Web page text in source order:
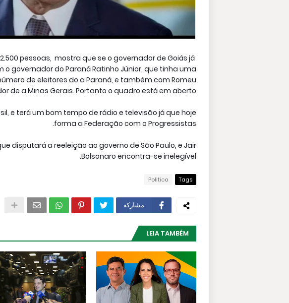
pessoas, mostra que se o governador de Goiás já
governador do Paraná Ratinho Júnior, que tinha uma
de eleitores do a Paraná, e também com Romeu
de a Minas Gerais. Portanto o quadro está em aberto.
e terá um bom tempo de rádio e televisão já que hoje
forma a Federação com o Progressistas.
disputará a reeleição ao governo de São Paulo, e Jair
Bolsonaro encontra-se inelegível.
Tags
Politica
مشاركة
LEIA TAMBÉM